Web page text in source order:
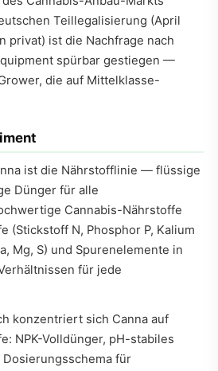
Teillegalisierung (April
privat) ist die Nachfrage nach
spürbar gestiegen —
die auf Mittelklasse-
ist die Nährstofflinie — flüssige
Dünger für alle
Cannabis-Nährstoffe
(Stickstoff N, Phosphor P, Kalium
Mg, S) und Spurenelemente in
für jede
konzentriert sich Canna auf
NPK-Volldünger, pH-stabiles
für